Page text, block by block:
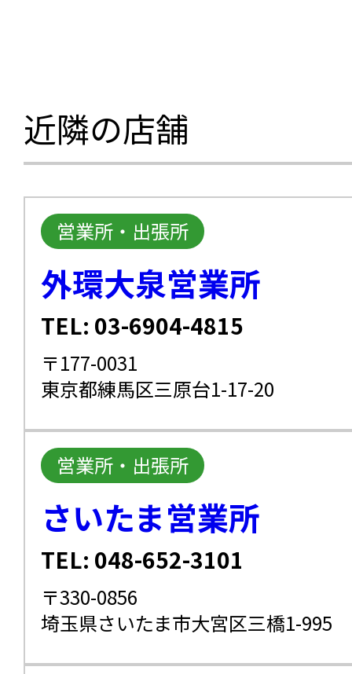
近隣の店舗
営業所・出張所
外環大泉営業所
TEL: 03-6904-4815
〒177-0031
東京都練馬区三原台1-17-20
営業所・出張所
さいたま営業所
TEL: 048-652-3101
〒330-0856
埼玉県さいたま市大宮区三橋1-995